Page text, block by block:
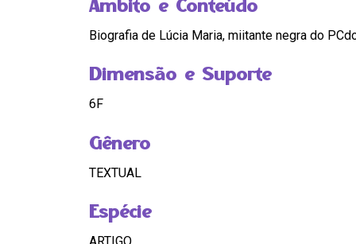
Âmbito e Conteúdo
Biografia de Lúcia Maria, miitante negra do
Dimensão e Suporte
6F
Gênero
TEXTUAL
Espécie